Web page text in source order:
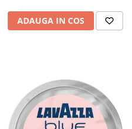
ADAUGA IN COS